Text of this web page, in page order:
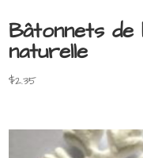
Bâtonnets de
naturelle
$2.35